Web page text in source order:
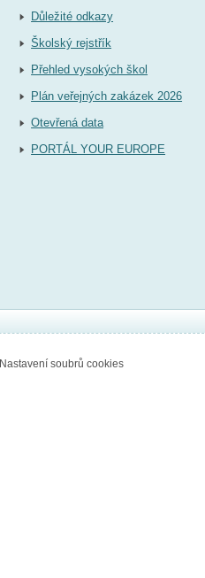
Důležité odkazy
Školský rejstřík
Přehled vysokých škol
Plán veřejných zakázek 2026
Otevřená data
PORTÁL YOUR EUROPE
Nastavení soubrů cookies